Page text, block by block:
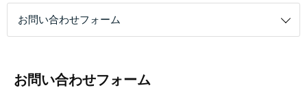
お問い合わせフォーム
お問い合わせフォーム